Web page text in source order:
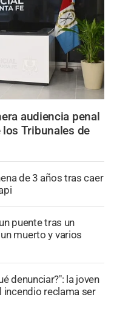
audiencia penal
Tribunales de
de 3 años tras caer
puente tras un
muerto y varios
denunciar?": la joven
incendio reclama ser